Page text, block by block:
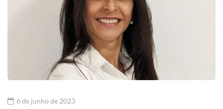
6 de junho de 2023